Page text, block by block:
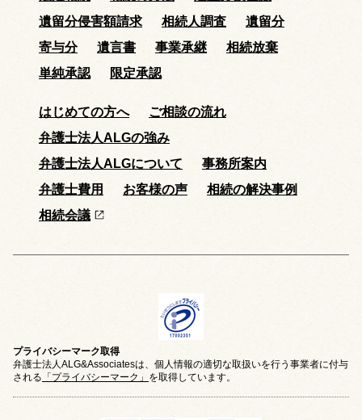
遺留分侵害額請求
相続人調査
遺留分
寄与分
遺言書 事業承継
相続放棄
単純承認
限定承認
はじめての方へ
ご相談の流れ
弁護士法人ALGの強み
弁護士法人ALGについて
事務所案内
弁護士費用
お客様の声
相続の解決事例
相続会議
プライバシーマーク取得
弁護士法人ALG&Associatesは、個人情報の適切な取扱いを行う事業者に付与
される 「プライバシーマーク」 を取得しています。